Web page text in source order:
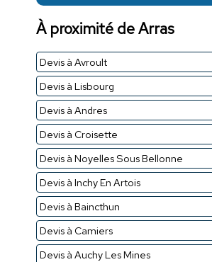
À proximité de Arras
Devis à Avroult
Devis à Lisbourg
Devis à Andres
Devis à Croisette
Devis à Noyelles Sous Bellonne
Devis à Inchy En Artois
Devis à Baincthun
Devis à Camiers
Devis à Auchy Les Mines